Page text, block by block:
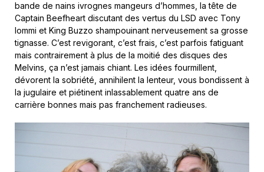
bande de nains ivrognes mangeurs d’hommes, la tête de
Captain Beefheart discutant des vertus du LSD avec Tony
Iommi et King Buzzo shampouinant nerveusement sa grosse
tignasse. C’est revigorant, c’est frais, c’est parfois fatiguant
mais contrairement à plus de la moitié des disques des
Melvins, ça n’est jamais chiant. Les idées fourmillent,
dévorent la sobriété, annihilent la lenteur, vous bondissent à
la jugulaire et piétinent inlassablement quatre ans de
carrière bonnes mais pas franchement radieuses.